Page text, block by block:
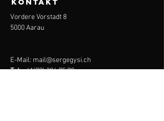
Vordere Vorstadt 8
5000 Aarau
E-Mail: mail@sergegysi.ch
Tel:+41(79) 396 75 70